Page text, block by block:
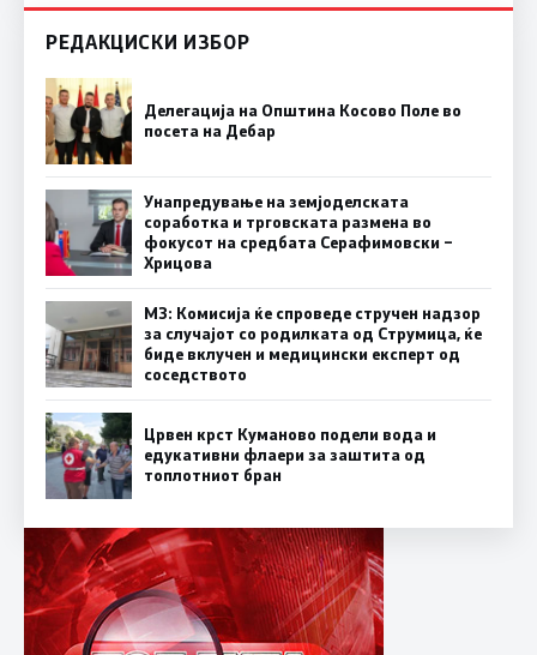
РЕДАКЦИСКИ ИЗБОР
Делегација на Општина Косово Поле во
посета на Дебар
Унапредување на земјоделската
соработка и трговската размена во
фокусот на средбата Серафимовски –
Хрицова
МЗ: Комисија ќе спроведе стручен надзор
за случајот со родилката од Струмица, ќе
биде вклучен и медицински експерт од
соседството
Црвен крст Куманово подели вода и
едукативни флаери за заштита од
топлотниот бран